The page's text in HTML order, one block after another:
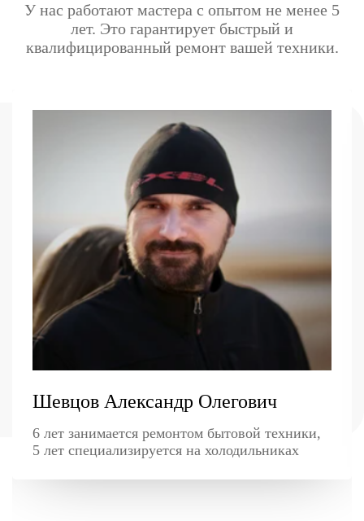
У нас работают мастера с опытом не менее 5
лет. Это гарантирует быстрый и
квалифицированный ремонт вашей техники.
Шевцов Александр Олегович
6 лет занимается ремонтом бытовой техники,
5 лет специализируется на холодильниках